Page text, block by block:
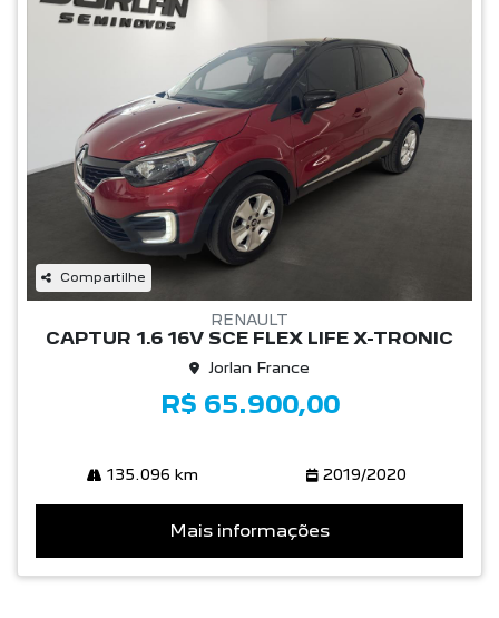
Compartilhe
RENAULT
CAPTUR 1.6 16V SCE FLEX LIFE X-TRONIC
Jorlan France
R$ 65.900,00
135.096 km 2019/2020
Mais informações